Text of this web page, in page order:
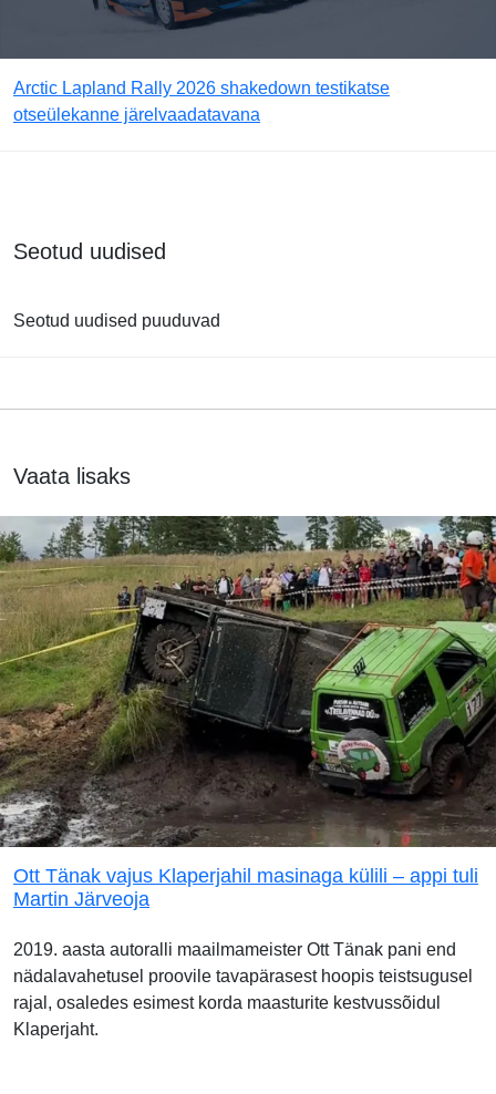
Arctic Lapland Rally 2026 shakedown testikatse
otseülekanne järelvaadatavana
Seotud uudised
Seotud uudised puuduvad
Vaata lisaks
Ott Tänak vajus Klaperjahil masinaga külili – appi tuli
Martin Järveoja
2019. aasta autoralli maailmameister Ott Tänak pani end
nädalavahetusel proovile tavapärasest hoopis teistsugusel
rajal, osaledes esimest korda maasturite kestvussõidul
Klaperjaht.